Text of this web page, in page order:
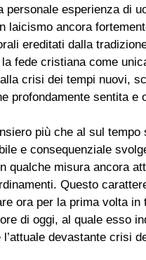
personale esperienza di
laicismo ancora
ereditati dalla
fede cristiana come
crisi dei tempi nuovi,
profondamente sentita e
più che al sul tempo
e consequenziale
qualche misura ancora
Questo
ora per la prima volta
di oggi, al quale esso
l’attuale devastante crisi